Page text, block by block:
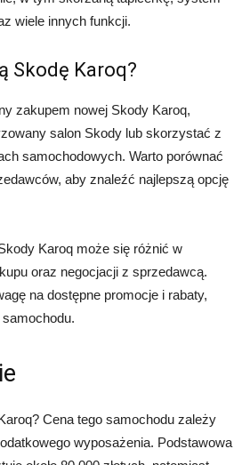
wiele innych funkcji.
Skodę Karoq?
zakupem nowej Skody Karoq,
salon Skody lub skorzystać z
samochodowych. Warto porównać
aby znaleźć najlepszą opcję
Karoq może się różnić w
oraz negocjacji z sprzedawcą.
na dostępne promocje i rabaty,
Cena tego samochodu zależy
wyposażenia. Podstawowa